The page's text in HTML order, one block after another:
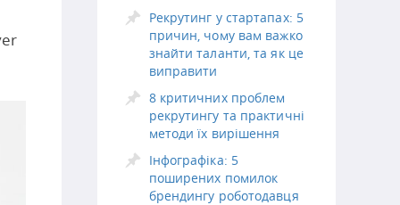
Рекрутинг у стартапах: 5
причин, чому вам важко
знайти таланти, та як це
виправити
8 критичних проблем
рекрутингу та практичні
методи їх вирішення
Інфографіка: 5
поширених помилок
брендингу роботодавця